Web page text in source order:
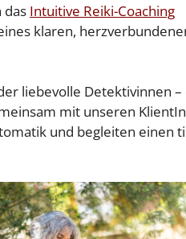
das Intuitive Reiki-Coaching
klaren,
liebevolle Detektivinnen –
mit unseren
und begleiten einen